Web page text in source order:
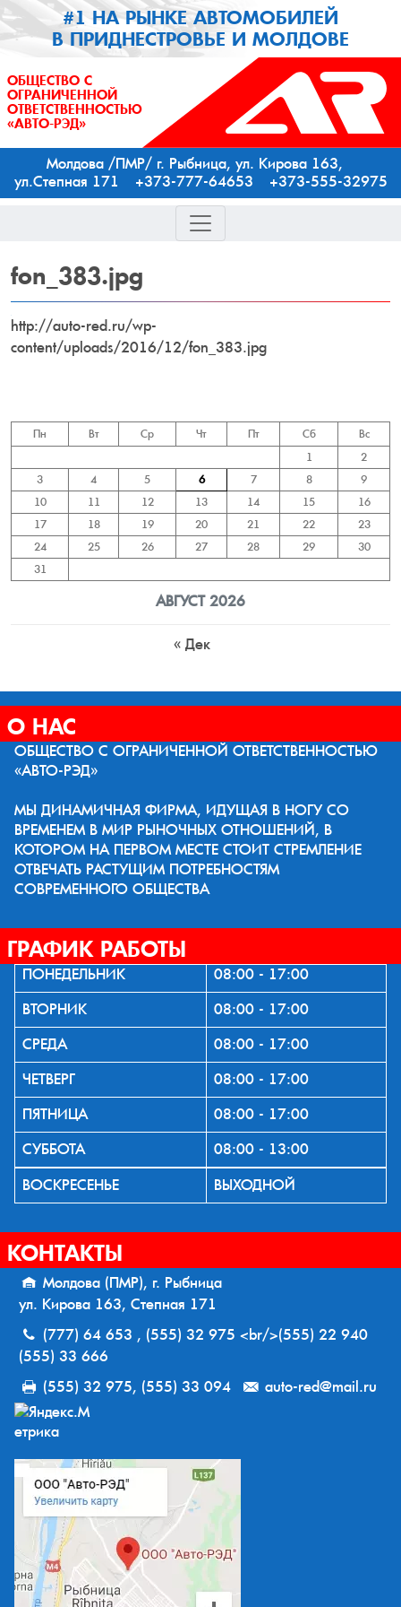
#1 НА РЫНКЕ АВТОМОБИЛЕЙ
В ПРИДНЕСТРОВЬЕ И МОЛДОВЕ
ОБЩЕСТВО С
ОГРАНИЧЕННОЙ
ОТВЕТСТВЕННОСТЬЮ
«АВТО-РЭД»
Молдова /ПМР/ г. Рыбница, ул. Кирова 163,
ул.Степная 171 +373-777-64653 +373-555-32975
fon_383.jpg
http://auto-red.ru/wp-
content/uploads/2016/12/fon_383.jpg
АВГУСТ 2026
Пн Вт Ср Чт Пт Сб
Вс
1
2
3
4 5 6 7 8
9
10
11 12 13 14 15
16
17
18 19 20 21 22
23
24
25 26 27 28 29
30
31
« Дек
О НАС
ОБЩЕСТВО С ОГРАНИЧЕННОЙ ОТВЕТСТВЕННОСТЬЮ
«АВТО-РЭД»
МЫ ДИНАМИЧНАЯ ФИРМА, ИДУЩАЯ В НОГУ СО
ВРЕМЕНЕМ В МИР РЫНОЧНЫХ ОТНОШЕНИЙ, В
КОТОРОМ НА ПЕРВОМ МЕСТЕ СТОИТ СТРЕМЛЕНИЕ
ОТВЕЧАТЬ РАСТУЩИМ ПОТРЕБНОСТЯМ
СОВРЕМЕННОГО ОБЩЕСТВА
ГРАФИК РАБОТЫ
ПОНЕДЕЛЬНИК
08:00 - 17:00
ВТОРНИК
08:00 - 17:00
СРЕДА
08:00 - 17:00
ЧЕТВЕРГ
08:00 - 17:00
ПЯТНИЦА
08:00 - 17:00
СУББОТА
08:00 - 13:00
ВОСКРЕСЕНЬЕ
ВЫХОДНОЙ
КОНТАКТЫ
Молдова (ПМР), г. Рыбница
ул. Кирова 163, Степная 171
(777) 64 653 , (555) 32 975 <br/>(555) 22 940
(555) 33 666
(555) 32 975, (555) 33 094
auto-red@mail.ru